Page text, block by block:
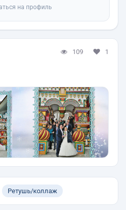
на профиль
109 1
Ретушь/коллаж